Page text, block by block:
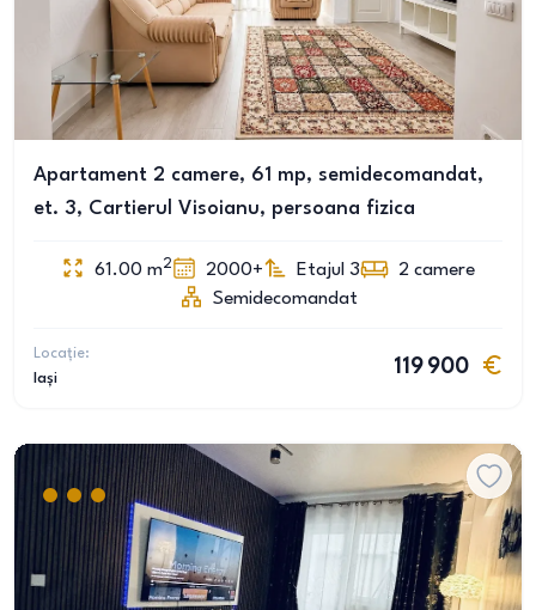
Apartament 2 camere, 61 mp, semidecomandat,
et. 3, Cartierul Visoianu, persoana fizica
61.00 m2 2000+ Etajul 3 2 camere
Semidecomandat
Locație:
Iași
119 900